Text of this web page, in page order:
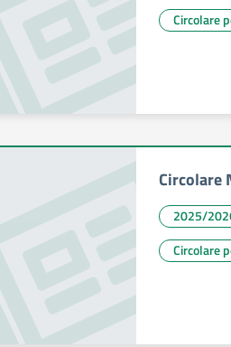
Circolare
Circolare
2025/
Circolare